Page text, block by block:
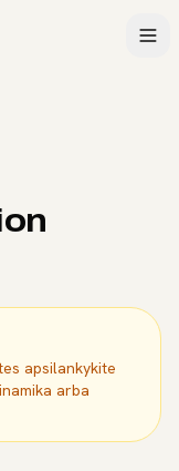
apsilankykite
arba